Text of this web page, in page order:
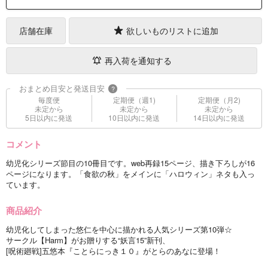
店舗在庫 欲しいものリストに追加
再入荷を通知する
おまとめ目安と発送目安 ?
毎度便
未定から
5日以内に発送
定期便（週1)
未定から
10日以内に発送
定期便（月2)
未定から
14日以内に発送
コメント
幼児化シリーズ節目の10冊目です。web再録15ページ、描き下ろしが16
ページになります。「食欲の秋」をメインに「ハロウィン」ネタも入っ
ています。
商品紹介
幼児化してしまった悠仁を中心に描かれる人気シリーズ第10弾☆
サークル【Harm】がお贈りする“妖言15”新刊、
[呪術廻戦]五悠本『ことらにっき１０』がとらのあなに登場！